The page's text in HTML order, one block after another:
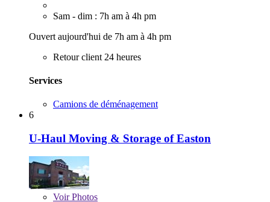
Sam - dim : 7h am à 4h pm
Ouvert aujourd'hui de 7h am à 4h pm
Retour client 24 heures
Services
Camions de déménagement
6
U-Haul Moving & Storage of Easton
VoirPhotos